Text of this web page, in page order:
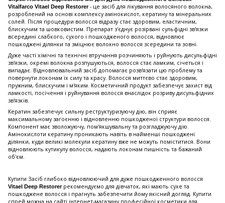
Vitalfarco Vitael Deep Restorer- це засіб для лікування волосяного волокна,
розроблений на основі комплексу амінокислот, кератину та мінеральних
солей. Після процедури волосся відразу стає здоровим, еластичним,
блискучим та шовковистим. Препарат з'єднує розірвані сульфідні зв'язки
всередині слабкого, сухого і пошкодженого волосся, відновлює
пошкоджені ділянки та зміцнює волокно волосся зсередини та зовні.
Дуже часті хімічні та технічні втручання розчиняють і руйнують дисульфідні
зв'язки, окремі волокна розпушуються, волосся стає ламким, січеться і
випадає. Відновлювальний засіб допомагає розв'язати цю проблему та
повернути локонам їх силу та красу. Волосся миттєво стає здоровим,
пружним, блискучим і м'яким. Косметичний продукт забезпечує захист від
ламкості, посічення і руйнування волосся внаслідок розриву дисульфідних
зв'язків.
Кератин забезпечує сильну реструктуризуючу дію, він сприяє
максимальному загоєнню і відновленню пошкодженої структури волосся.
Компонент має зволожуючу, пом'якшувальну та розгладжуючу дію.
Амінокислоти кератину проникають навіть в найменші пошкоджені
ділянки, куди великі молекули кератину вже не можуть поміститися. Вони
відновлюють кутикулу волосся, надають локонам пишність та бажаний
об'єм.
Купити Засіб глибоко відновлюючий для дуже пошкодженного волосся
Vitael Deep Restorerрекомендуємо для дівчаток, які мають сухе та
пошкоджене волосся і прагнуть забезпечити йому якісний догляд. Купити